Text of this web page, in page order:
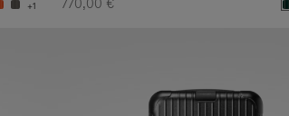
+1
770,00 €